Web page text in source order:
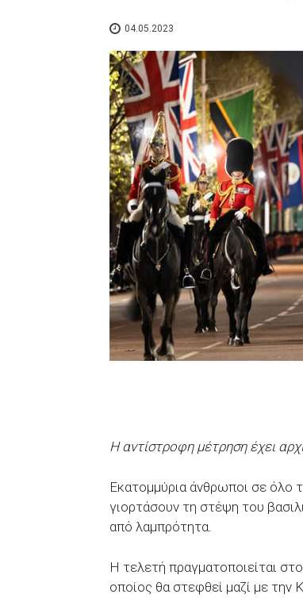
04.05.2023
Η αντίστροφη μέτρηση έχει
Εκατομμύρια άνθρωποι σε όλο
γιορτάσουν τη στέψη του
από λαμπρότητα.
Η τελετή πραγματοποιείται
οποίος θα στεφθεί μαζί με την